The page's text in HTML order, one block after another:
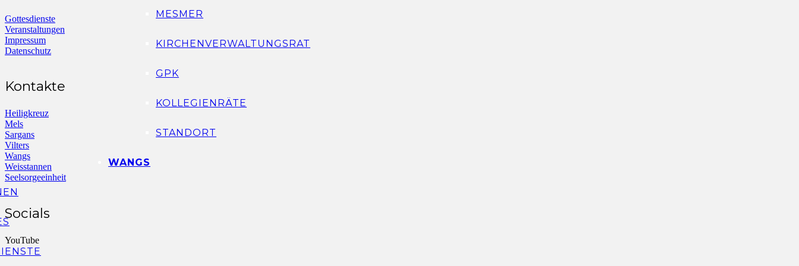
MESMER
KIRCHENVERWALTUNGSRAT
GPK
KOLLEGIENRÄTE
STANDORT
WANGS
Gottesdienste
Veranstaltungen
Impressum
Datenschutz
Kontakte
Heiligkreuz
Mels
Sargans
Vilters
Wangs
Weisstannen
Seelsorgeeinheit
Socials
YouTube